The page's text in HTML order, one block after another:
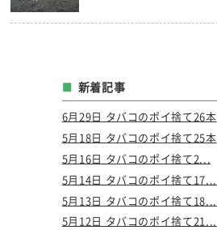
新着記事
6月29日 タバコのポイ捨て26本
5月18日 タバコのポイ捨て25本
5月16日 タバコのポイ捨て2...
5月14日 タバコのポイ捨て17...
5月13日 タバコのポイ捨て18...
5月12日 タバコのポイ捨て21...